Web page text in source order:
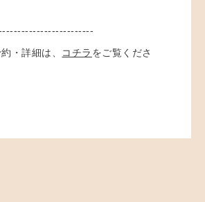
・詳細は、 コチラ をご覧くださ